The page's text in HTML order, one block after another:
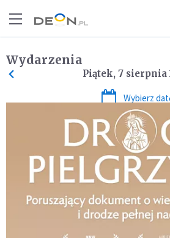
Wydarzenia
Piątek, 7 sierpnia
Wybierz